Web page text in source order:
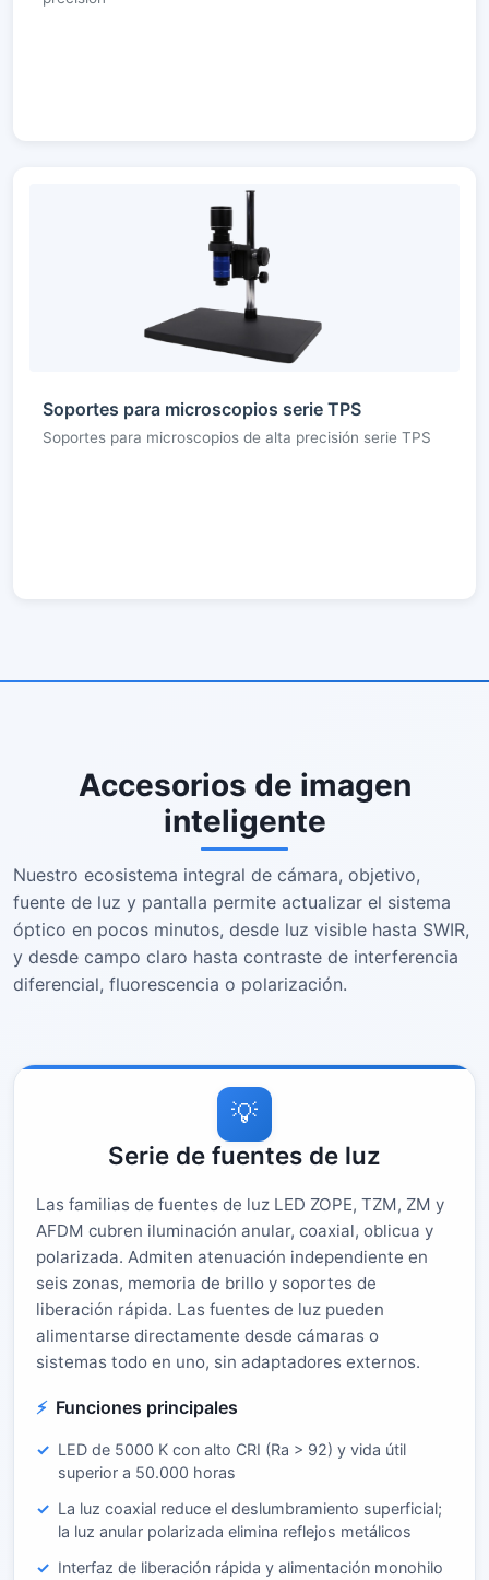
Soportes para microscopios serie TPS
Soportes para microscopios de alta precisión serie TPS
Accesorios de imagen
inteligente
Nuestro ecosistema integral de cámara, objetivo,
fuente de luz y pantalla permite actualizar el sistema
óptico en pocos minutos, desde luz visible hasta SWIR,
y desde campo claro hasta contraste de interferencia
diferencial, fluorescencia o polarización.
💡
Serie de fuentes de luz
Las familias de fuentes de luz LED ZOPE, TZM, ZM y
AFDM cubren iluminación anular, coaxial, oblicua y
polarizada. Admiten atenuación independiente en
seis zonas, memoria de brillo y soportes de
liberación rápida. Las fuentes de luz pueden
alimentarse directamente desde cámaras o
sistemas todo en uno, sin adaptadores externos.
Funciones principales
LED de 5000 K con alto CRI (Ra > 92) y vida útil
superior a 50.000 horas
La luz coaxial reduce el deslumbramiento superficial;
la luz anular polarizada elimina reflejos metálicos
Interfaz de liberación rápida y alimentación monohilo